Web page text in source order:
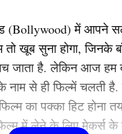
(Bollywood)में आपने
तो खूब सुना होगा, जिनके
जाता है. लेकिन आज हम
नाम से ही फिल्में चलती है.
का पक्का हिट होना
में लेने के लिए मेकर्स के